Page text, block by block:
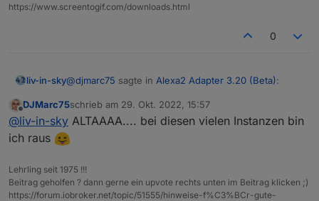
https://www.screentogif.com/downloads.html
0
liv-in-sky@djmarc75 sagte in Alexa2 Adapter 3.20 (Beta):
@liv-in-sky version ?
Spoiler
Offline
DJMarc75schrieb am 29. Okt. 2022, 15:57
zuletzt editiert von
@liv-in-sky ALTAAAA.... bei diesen vielen Instanzen bin
ich raus
Lehrling seit 1975 !!!
Beitrag geholfen ? dann gerne ein upvote rechts unten im Beitrag klicken ;)
https://forum.iobroker.net/topic/51555/hinweise-f%C3%BCr-gute-